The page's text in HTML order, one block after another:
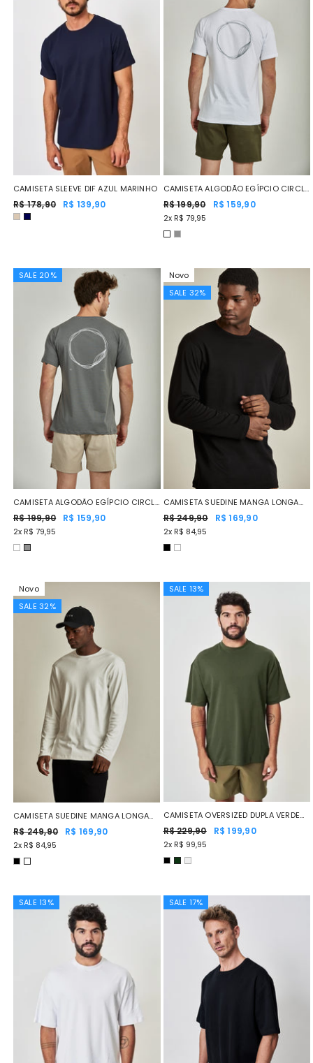
CAMISETA SLEEVE DIF AZUL MARINHO
R$ 178,90 R$ 139,90
CAMISETA ALGODÃO EGÍPCIO CIRCLE
BRANCA
R$ 199,90 R$ 159,90
2x R$ 79,95
SALE 20%
CAMISETA ALGODÃO EGÍPCIO CIRCLE
CINZA CHUMBO
R$ 199,90 R$ 159,90
2x R$ 79,95
Novo
SALE 32%
CAMISETA SUEDINE MANGA LONGA
PRETO
R$ 249,90 R$ 169,90
2x R$ 84,95
Novo
SALE 32%
CAMISETA SUEDINE MANGA LONGA
BRANCO
R$ 249,90 R$ 169,90
2x R$ 84,95
SALE 13%
CAMISETA OVERSIZED DUPLA VERDE
MUSGO
R$ 229,90 R$ 199,90
2x R$ 99,95
SALE 13% SALE 17%